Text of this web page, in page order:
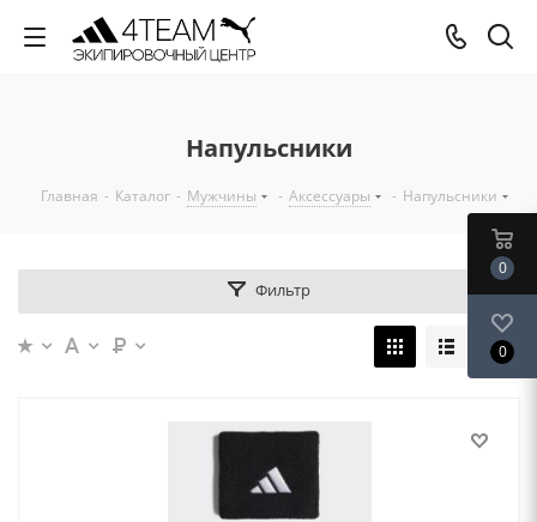
Напульсники
Главная - Каталог - Мужчины - Аксессуары - Напульсники
Фильтр
0
0